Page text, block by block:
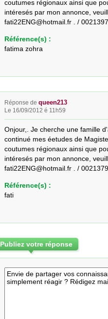
coutumes régionaux ainsi que
intéresés par mon annonce,
fati22ENG@hotmail.fr . /
Référence(s) :
fatima zohra
Réponse de queen213
Le 16/09/2012 é 11h59
Onjour,. Je cherche une famille
continué mes éetudes de
coutumes régionaux ainsi que
intéresés par mon annonce,
fati22ENG@hotmail.fr . /
Référence(s) :
fati
Publiez votre réponse